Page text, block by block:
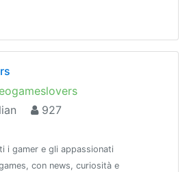
927
i gamer e gli appassionati
con news, curiosità e